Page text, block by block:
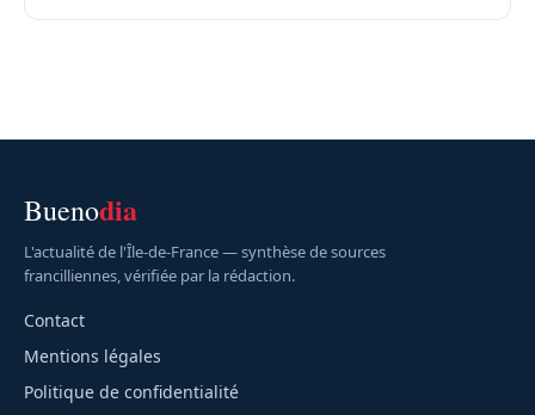
Buenodia
L'actualité de l'Île-de-France — synthèse de sources
francilliennes, vérifiée par la rédaction.
Contact
Mentions légales
Politique de confidentialité